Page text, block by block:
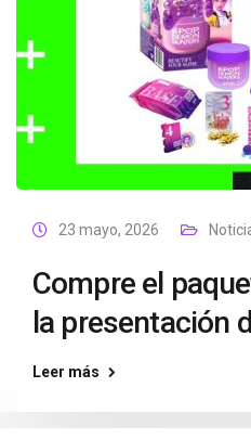
23 mayo, 2026
Compre el
la presentación
Leer más